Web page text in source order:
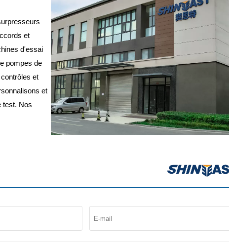
et
d'essai
pompes de
et
et
test. Nos